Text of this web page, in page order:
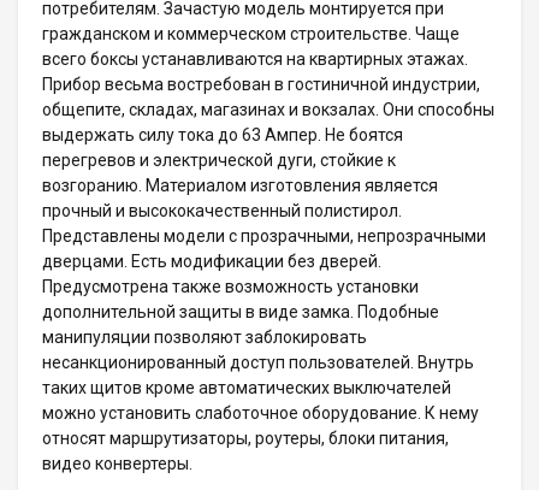
потребителям. Зачастую модель монтируется при
гражданском и коммерческом строительстве. Чаще
всего боксы устанавливаются на квартирных этажах.
Прибор весьма востребован в гостиничной индустрии,
общепите, складах, магазинах и вокзалах. Они способны
выдержать силу тока до 63 Ампер. Не боятся
перегревов и электрической дуги, стойкие к
возгоранию. Материалом изготовления является
прочный и высококачественный полистирол.
Представлены модели с прозрачными, непрозрачными
дверцами. Есть модификации без дверей.
Предусмотрена также возможность установки
дополнительной защиты в виде замка. Подобные
манипуляции позволяют заблокировать
несанкционированный доступ пользователей. Внутрь
таких щитов кроме автоматических выключателей
можно установить слаботочное оборудование. К нему
относят маршрутизаторы, роутеры, блоки питания,
видео конвертеры.